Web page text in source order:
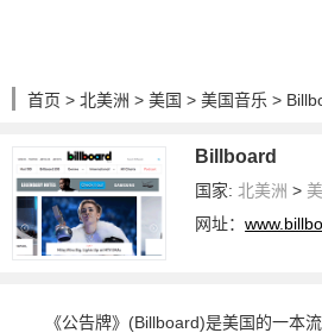
首页 > 北美洲 > 美国 > 美国音乐 >
Billboard
国家: 北美洲 >
网址：
《公告牌》(Billboard)是美国的一本